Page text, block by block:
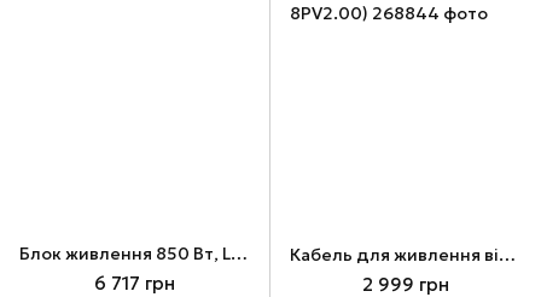
Блок живлення 850 Вт, Lian Li SP850 V2, White, SFX (G9P.SP0850G.W000.EU)
6 717 грн
Кабель для живлення відеокарти 12+4-pin - 12+4-pin Lian Li Strimer Plus V2 (G89.PW16-8PV2.00)
2 999 грн